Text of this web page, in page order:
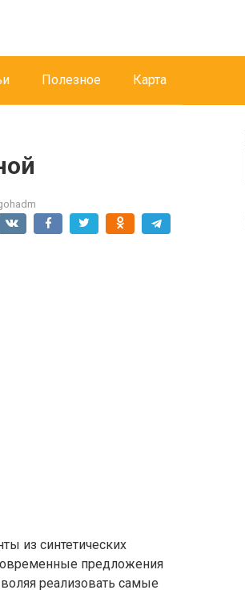
Полезное Карта
из синтетических
предложения
реализовать самые